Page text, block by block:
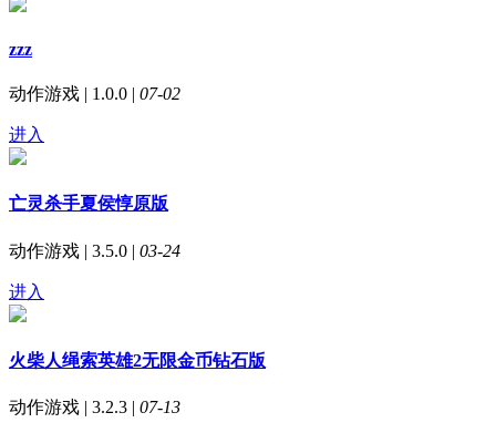
zzz
动作游戏 | 1.0.0 | 07-02
进入
亡灵杀手夏侯惇原版
动作游戏 | 3.5.0 | 03-24
进入
火柴人绳索英雄2无限金币钻石版
动作游戏 | 3.2.3 | 07-13